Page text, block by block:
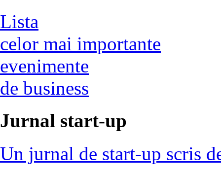
Lista
celor mai importante
evenimente
de business
Jurnal start-up
Un jurnal de start-up scris